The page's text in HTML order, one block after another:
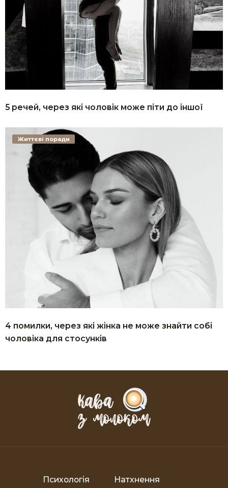
5 речей, через які чоловік може піти до іншої
4 помилки, через які жінка не може знайти собі
чоловіка для стосунків
Життєві поради
Психологія Натхнення